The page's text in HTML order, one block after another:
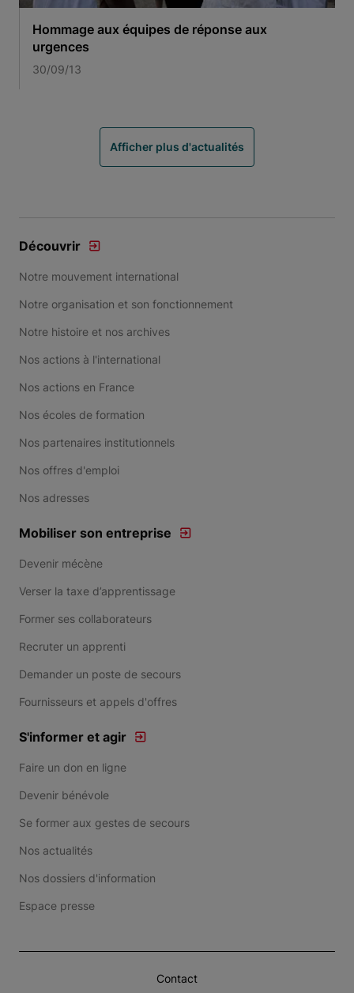
Hommage aux équipes de réponse aux
urgences
30/09/13
Afficher plus d'actualités
Découvrir
Notre mouvement international
Notre organisation et son fonctionnement
Notre histoire et nos archives
Nos actions à l'international
Nos actions en France
Nos écoles de formation
Nos partenaires institutionnels
Nos offres d'emploi
Nos adresses
Mobiliser son entreprise
Devenir mécène
Verser la taxe d’apprentissage
Former ses collaborateurs
Recruter un apprenti
Demander un poste de secours
Fournisseurs et appels d'offres
S'informer et agir
Faire un don en ligne
Devenir bénévole
Se former aux gestes de secours
Nos actualités
Nos dossiers d'information
Espace presse
Contact